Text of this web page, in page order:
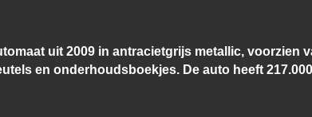
Elektronisch
Hoofd airbag(s) achter
uit 2009 in antracietgrijs metallic, voorzien
en onderhoudsboekjes. De auto heeft